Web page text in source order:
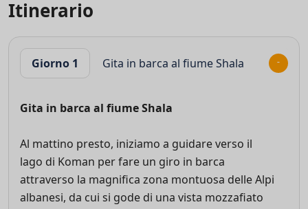
Itinerario
Giorno 1 Gita in barca al fiume Shala
Gita in barca al fiume Shala
Al mattino presto, iniziamo a guidare verso il
lago di Koman per fare un giro in barca
attraverso la magnifica zona montuosa delle Alpi
albanesi, da cui si gode di una vista mozzafiato